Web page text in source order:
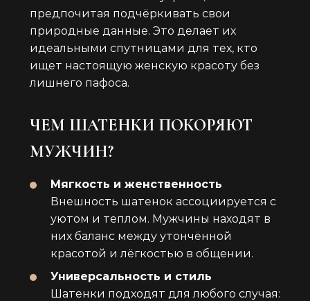
предпочитая подчёркивать свои
природные данные. Это делает их
идеальными спутницами для тех, кто
ищет настоящую женскую красоту без
лишнего пафоса.
ЧЕМ ШАТЕНКИ ПОКОРЯЮТ
МУЖЧИН?
Мягкость и женственность
Внешность шатенок ассоциируется с
уютом и теплом. Мужчины находят в
них баланс между утончённой
красотой и лёгкостью в общении.
Универсальность и стиль
Шатенки подходят для любого случая: